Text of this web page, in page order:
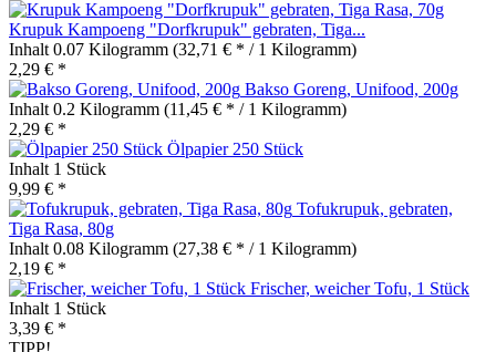
Krupuk Kampoeng "Dorfkrupuk" gebraten, Tiga...
Inhalt 0.07 Kilogramm (32,71 € * / 1 Kilogramm)
2,29 € *
Bakso Goreng, Unifood, 200g
Inhalt 0.2 Kilogramm (11,45 € * / 1 Kilogramm)
2,29 € *
Ölpapier 250 Stück
Inhalt 1 Stück
9,99 € *
Tofukrupuk, gebraten,
Tiga Rasa, 80g
Inhalt 0.08 Kilogramm (27,38 € * / 1 Kilogramm)
2,19 € *
Frischer, weicher Tofu, 1 Stück
Inhalt 1 Stück
3,39 € *
TIPP!